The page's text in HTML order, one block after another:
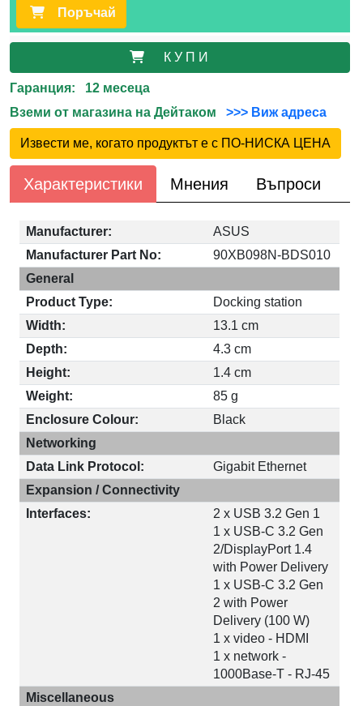
Поръчай
К У П И
Гаранция: 12 месеца
Вземи от магазина на Дейтаком
>>> Виж адреса
Извести ме, когато продуктът е с ПО-НИСКА ЦЕНА
Характеристики Мнения Въпроси
Manufacturer:
ASUS
Manufacturer Part No:
90XB098N-BDS010
General
Product Type:
Docking station
Width:
13.1 cm
Depth:
4.3 cm
Height:
1.4 cm
Weight:
85 g
Enclosure Colour:
Black
Networking
Data Link Protocol:
Gigabit Ethernet
Expansion / Connectivity
Interfaces:
2 x USB 3.2 Gen 1
1 x USB-C 3.2 Gen
2/DisplayPort 1.4
with Power Delivery
1 x USB-C 3.2 Gen
2 with Power
Delivery (100 W)
1 x video - HDMI
1 x network -
1000Base-T - RJ-45
Miscellaneous